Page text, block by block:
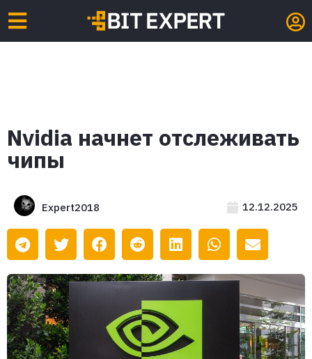
Nvidia начнет отслеживать
чипы
Expert2018 12.12.2025